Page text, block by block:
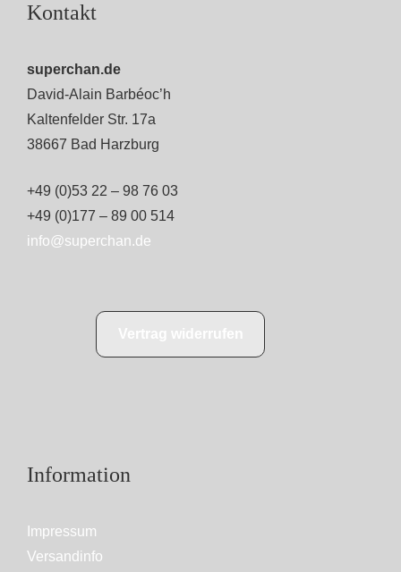
Kontakt
superchan.de
David-Alain Barbéoc’h
Kaltenfelder Str. 17a
38667 Bad Harzburg
+49 (0)53 22 – 98 76 03
+49 (0)177 – 89 00 514
info@superchan.de
Information
Impressum
Versandinfo